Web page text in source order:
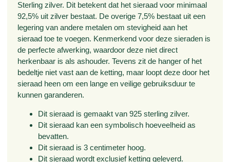
Sterling zilver. Dit betekent dat het sieraad voor minimaal
92,5% uit zilver bestaat. De overige 7,5% bestaat uit een
legering van andere metalen om stevigheid aan het
sieraad toe te voegen. Kenmerkend voor deze sieraden is
de perfecte afwerking, waardoor deze niet direct
herkenbaar is als ashouder. Tevens zit de hanger of het
bedeltje niet vast aan de ketting, maar loopt deze door het
sieraad heen om een lange en veilige gebruiksduur te
kunnen garanderen.
Dit sieraad is gemaakt van 925 sterling zilver.
Dit sieraad kan een symbolisch hoeveelheid as
bevatten.
Dit sieraad is 3 centimeter hoog.
Dit sieraad wordtexclusiefketting geleverd.